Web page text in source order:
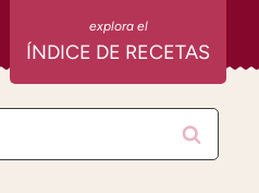
ÍNDICE DE RECETAS